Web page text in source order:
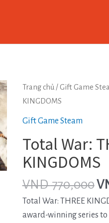
Trang chủ /Gift Game
KINGDOMS
Gift Game Steam
Total War:
KINGDOMS
VND770,000
Total War: THREE
award-winning series